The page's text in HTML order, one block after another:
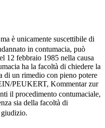
è unicamente suscettibile di
in contumacia, può
12 febbraio 1985 nella causa
ha la facoltà di chiedere la
di un rimedio con pieno potere
PEUKERT, Kommentar zur
il procedimento contumaciale,
sia della facoltà di